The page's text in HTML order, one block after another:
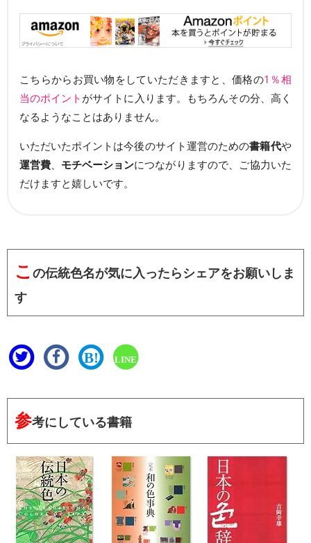
こちらからお買い物をしていただきますと、価格の1％相
当のポイント がサイトに入ります。もちろんその分、高く
なるようなことはありません。
いただいたポイントは今後のサイト運営のための書籍代や
運営費、 モチベーションにつながりますので、ご協力いた
だけますと嬉しいです。
こ の伝統色名が気に入ったらシェアをお願いしま
す
B! LINE
参考にしている書籍